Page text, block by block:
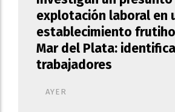
explotación laboral en
establecimiento
Mar del Plata:
trabajadores
AYER